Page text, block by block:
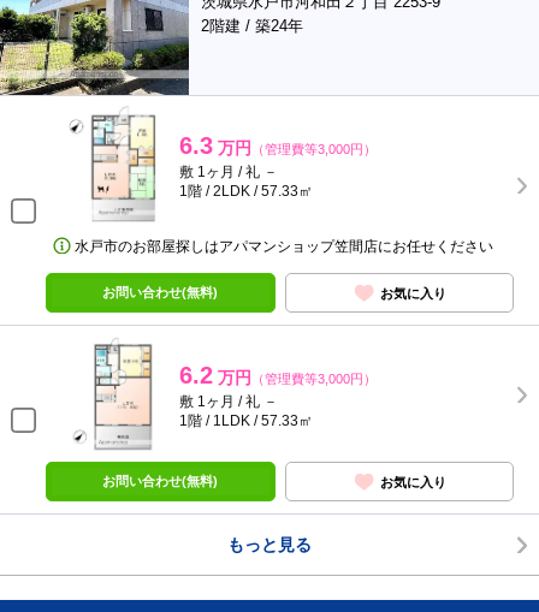
2階建 / 築24年
6.3 万円 （管理費等3,000円）
敷 1ヶ月 / 礼 －
1階 / 2LDK / 57.33㎡
水戸市のお部屋探しはアパマンショップ笠間店にお任せください
お問い合わせ(無料) お気に入り
6.2 万円 （管理費等3,000円）
敷 1ヶ月 / 礼 －
1階 / 1LDK / 57.33㎡
お問い合わせ(無料) お気に入り
もっと見る